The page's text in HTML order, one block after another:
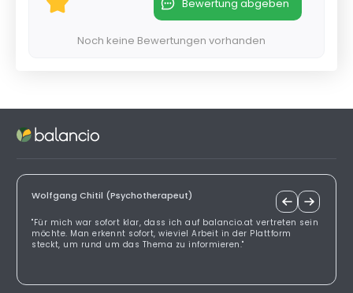
Bewertung abgeben
Noch keine Bewertungen vorhanden
Wolfgang Chitil (Psychotherapeut)
"Für mich war sofort klar, dass ich auf balancio.at vertreten sein
möchte. Man erkennt sofort, wieviel Arbeit in der Plattform
steckt, um rund um das Thema zu informieren."